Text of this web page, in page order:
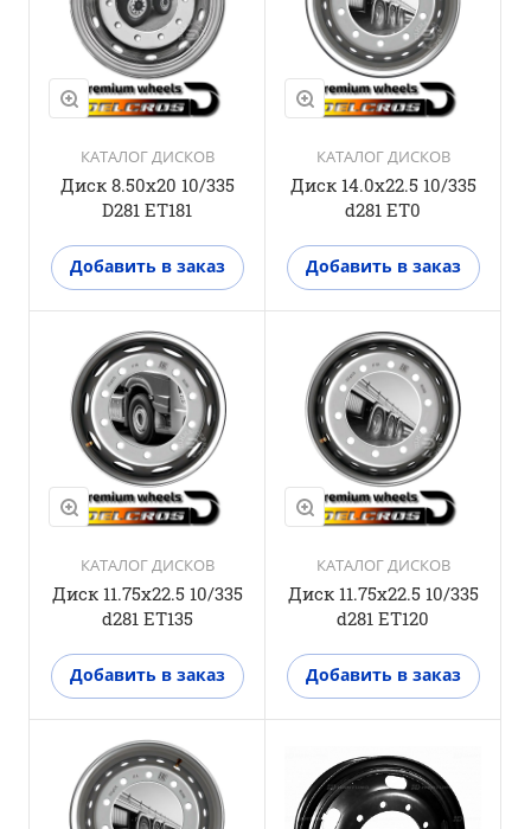
КАТАЛОГ ДИСКОВ
Диск 8.50x20 10/335
D281 ET181
Добавить в заказ
КАТАЛОГ ДИСКОВ
Диск 14.0x22.5 10/335
d281 ET0
Добавить в заказ
КАТАЛОГ ДИСКОВ
Диск 11.75x22.5 10/335
d281 ET135
Добавить в заказ
КАТАЛОГ ДИСКОВ
Диск 11.75x22.5 10/335
d281 ET120
Добавить в заказ